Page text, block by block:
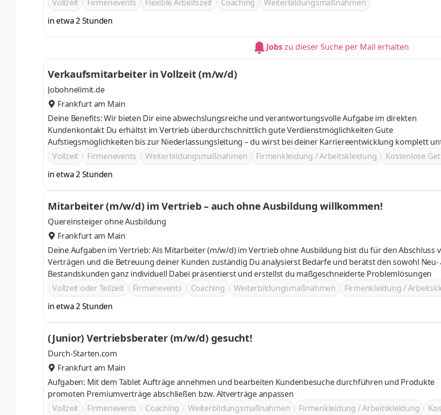
Vollzeit
Firmenevents Flexible Arbeitszeit Coaching
Weiterbildungsmaßnahmen
in etwa 2 Stunden
Jobszu dieser Suche per Mail erhalten
Verkaufsmitarbeiter in Vollzeit (m/w/d)
Jobohnelimit.de
Frankfurt am Main
Deine Benefits: Wir bieten Dir eine abwechslungsreiche und verantwortungsvolle Aufgabe im direkten
Kundenkontakt Du erhältst im Vertrieb überdurchschnittlich gute Verdienstmöglichkeiten Gute
Aufstiegsmöglichkeiten bis zur Niederlassungsleitung – du wirst bei deiner Karriereentwicklung komplett
Eine umfassende Einarbeitung und Schulungen im Vertrieb - auch ohne Vorkenntnisse bist du herzlich
Vollzeit Firmenevents Weiterbildungsmaßnahmen Firmenkleidung / Arbeitskleidung Kostenlose
in etwa 2 Stunden
Mitarbeiter (m/w/d) im Vertrieb – auch ohne Ausbildung willkommen!
Quereinsteiger ohne Ausbildung
Frankfurt am Main
Deine Aufgaben im Vertrieb: Als Mitarbeiter (m/w/d) im Vertrieb ohne Ausbildung bist du für den Abschluss von
Verträgen und die Betreuung deiner Kunden zuständig Du analysierst Bedarfe und berätst den sowohl Neu-
Bestandskunden ganz individuell Dabei präsentierst und erstellst du maßgeschneiderte Problemlösungen
Vollzeit oder Teilzeit
Firmenevents Coaching Weiterbildungsmaßnahmen Firmenkleidung /
in etwa 2 Stunden
(Junior) Vertriebsberater (m/w/d) gesucht!
Durch-Starten.com
Frankfurt am Main
Aufgaben: Mit dem Tablet Aufträge annehmen und bearbeiten Kundenbesuche durchführen und Produkte
promoten Premiumverträge abschließen bzw. Altverträge anpassen
Vollzeit
Firmenevents Coaching Weiterbildungsmaßnahmen Firmenkleidung / Arbeitskleidung